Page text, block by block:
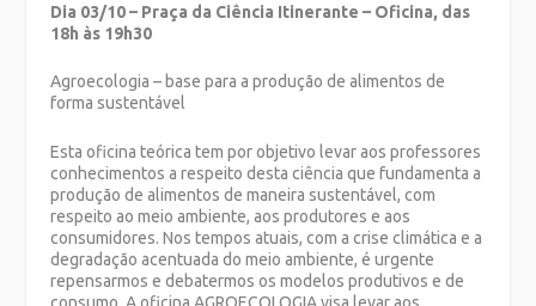
Dia 03/10 – Praça da Ciência Itinerante – Oficina, das
18h às 19h30
Agroecologia – base para a produção de alimentos de
forma sustentável
Esta oficina teórica tem por objetivo levar aos professores
conhecimentos a respeito desta ciência que fundamenta a
produção de alimentos de maneira sustentável, com
respeito ao meio ambiente, aos produtores e aos
consumidores. Nos tempos atuais, com a crise climática e a
degradação acentuada do meio ambiente, é urgente
repensarmos e debatermos os modelos produtivos e de
consumo. A oficina AGROECOLOGIA visa levar aos